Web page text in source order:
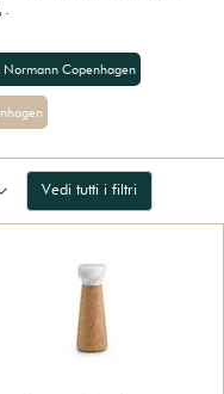
-
Normann Copenhagen
Vedi tutti i filtri